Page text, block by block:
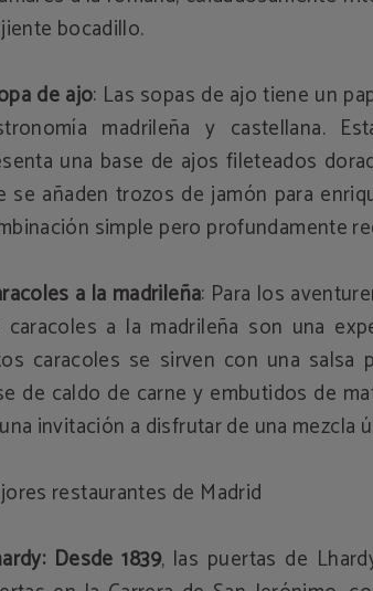
bocadillo.
de ajo: Las sopas de ajo tiene un
madrileña y castellana.
una base de ajos fileteados
se añaden trozos de jamón para
simple pero profundamente
a la madrileña: Para los
caracoles a la madrileña son una
caracoles se sirven con una salsa
de caldo de carne y embutidos de
invitación a disfrutar de una mezcla
restaurantes de Madrid
Desde 1839, las puertas de